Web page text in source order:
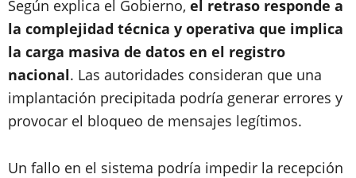
Según explica el Gobierno, el retraso responde a
la complejidad técnica y operativa que implica
la carga masiva de datos en el registro
nacional. Las autoridades consideran que una
implantación precipitada podría generar errores y
provocar el bloqueo de mensajes legítimos.
Un fallo en el sistema podría impedir la recepción